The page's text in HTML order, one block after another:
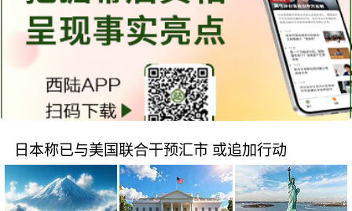
日本称已与美国联合干预汇市 或追加行动